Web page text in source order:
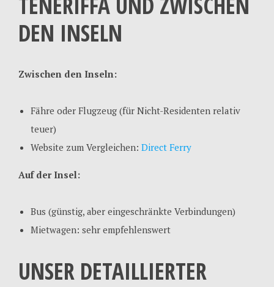
DEN INSELN
Zwischen den Inseln:
Fähre oder Flugzeug (für Nicht-Residenten relativ
teuer)
Website zum Vergleichen: Direct Ferry
Auf der Insel:
Bus (günstig, aber eingeschränkte Verbindungen)
Mietwagen: sehr empfehlenswert
UNSER DETAILLIERTER